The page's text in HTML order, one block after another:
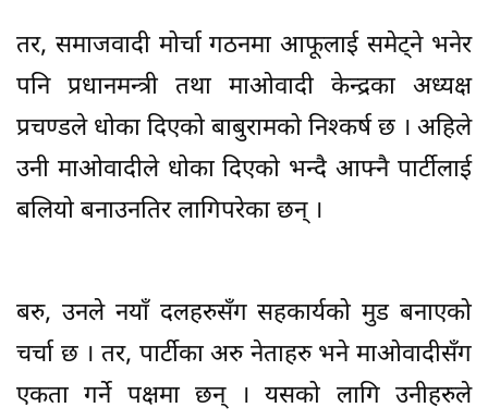
तर, समाजवादी मोर्चा गठनमा आफूलाई समेट्ने भनेर
पनि प्रधानमन्त्री तथा माओवादी केन्द्रका अध्यक्ष
प्रचण्डले धोका दिएको बाबुरामको निश्कर्ष छ । अहिले
उनी माओवादीले धोका दिएको भन्दै आफ्नै पार्टीलाई
बलियो बनाउनतिर लागिपरेका छन् ।
बरु, उनले नयाँ दलहरुसँग सहकार्यको मुड बनाएको
चर्चा छ । तर, पार्टीका अरु नेताहरु भने माओवादीसँग
एकता गर्ने पक्षमा छन् । यसको लागि उनीहरुले